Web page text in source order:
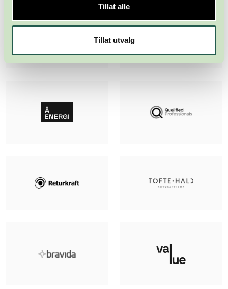
Tillat alle
Tillat utvalg